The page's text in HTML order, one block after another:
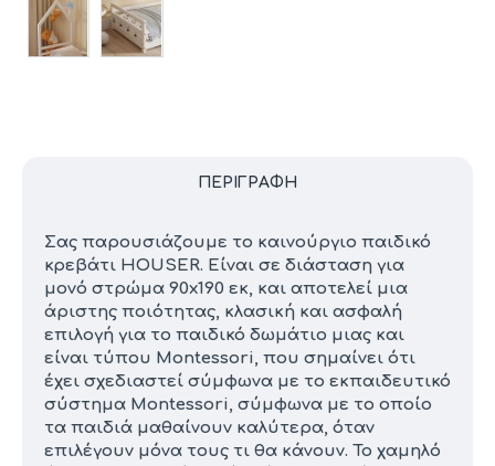
ΠΕΡΙΓΡΑΦΉ
Σας παρουσιάζουμε το καινούργιο παιδικό
κρεβάτι HOUSER. Είναι σε διάσταση για
μονό στρώμα 90x190 εκ, και αποτελεί μια
άριστης ποιότητας, κλασική και ασφαλή
επιλογή για το παιδικό δωμάτιο μιας και
είναι τύπου Montessori, που σημαίνει ότι
έχει σχεδιαστεί σύμφωνα με το εκπαιδευτικό
σύστημα Montessori, σύμφωνα με το οποίο
τα παιδιά μαθαίνουν καλύτερα, όταν
επιλέγουν μόνα τους τι θα κάνουν. Το χαμηλό